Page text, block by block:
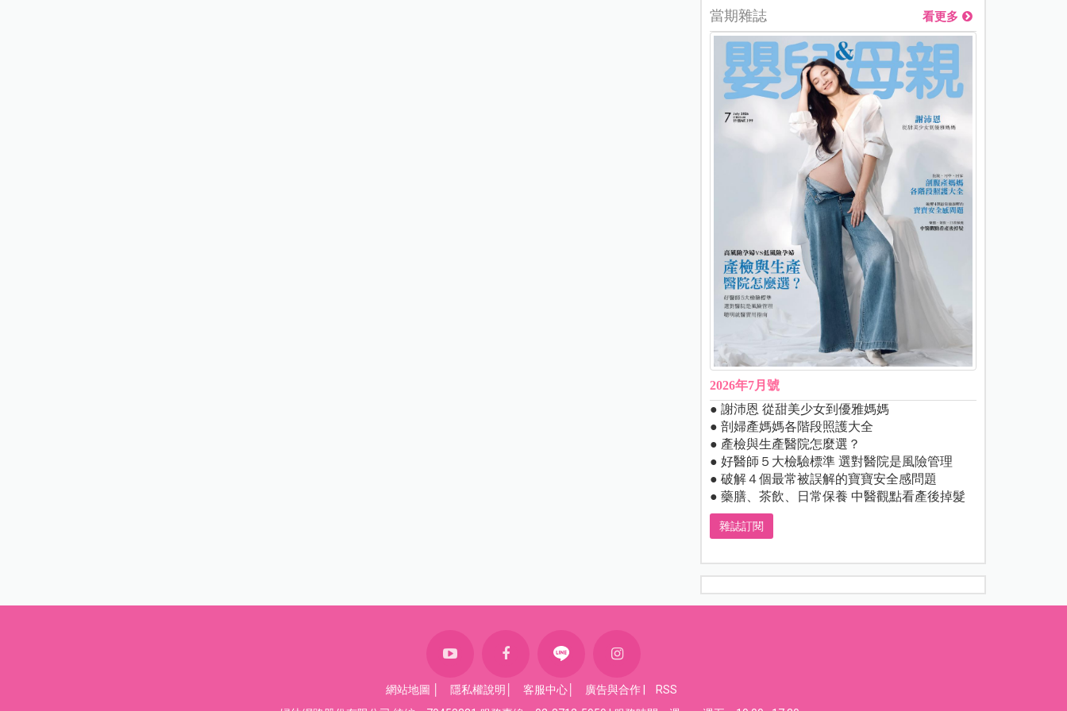
當期雜誌 看更多
2026年7月號
● 謝沛恩 從甜美少女到優雅媽媽
● 剖婦產媽媽各階段照護大全
● 產檢與生產醫院怎麼選？
● 好醫師５大檢驗標準 選對醫院是風險管理
● 破解４個最常被誤解的寶寶安全感問題
● 藥膳、茶飲、日常保養 中醫觀點看產後掉髮
雜誌訂閱
網站地圖 隱私權說明 客服中心 廣告與合作
RSS